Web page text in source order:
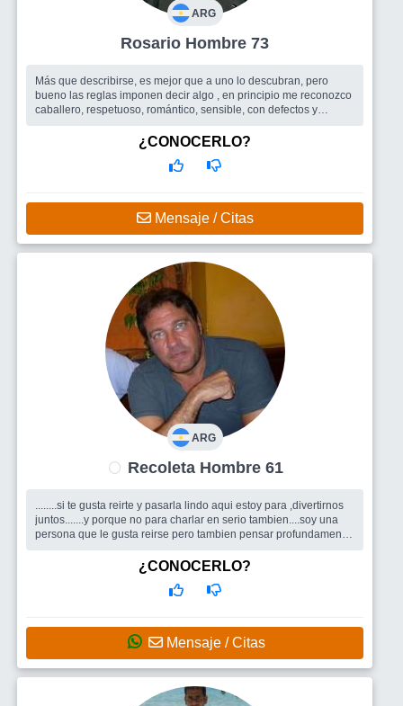
ARG
Rosario Hombre 73
Más que describirse, es mejor que a uno lo descubran, pero
bueno las reglas imponen decir algo , en principio me reconozco
caballero, respetuoso, romántico, sensible, con defectos y
Me agradaría conocer una mujer, fundamentalmente
femenina, que me seduzca al verla, es lo primero que notamos
,pero su interior es algo muy importante. Elegante y con estilo,
¿CONOCERLO?
Mensaje / Citas
ARG
Recoleta Hombre 61
........si te gusta reirte y pasarla lindo aqui estoy para ,divertirnos
juntos.......y porque no para charlar en serio tambien....soy una
persona que le gusta reirse pero tambien pensar profundamente
estoy buscando una mujer que sea en principio
NORMAL...despues es obvio que en una mujer me gustan mas
unas cosas que otras ,asi que ,tendria que conocerte....porque no
¿CONOCERLO?
Mensaje / Citas